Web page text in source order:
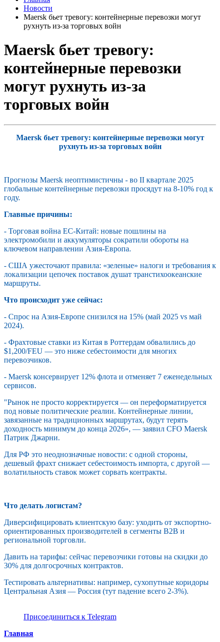
Новости
Maersk бьет тревогу: контейнерные перевозки могут
рухнуть из-за торговых войн
Maersk бьет тревогу:
контейнерные перевозки
могут рухнуть из-за
торговых войн
Maersk бьет тревогу: контейнерные перевозки могут
рухнуть из-за торговых войн
Прогнозы Maersk неоптимистичны - во II квартале 2025
глобальные контейнерные перевозки просядут на 8-10% год к
году.
Главные причины:
- Торговая война ЕС-Китай: новые пошлины на
электромобили и аккумуляторы сократили обороты на
ключевом направлении Азия-Европа.
- США ужесточают правила: «зеленые» налоги и требования к
локализации цепочек поставок душат транстихоокеанские
маршруты.
Что происходит уже сейчас:
- Спрос на Азия-Европе снизился на 15% (май 2025 vs май
2024).
- Фрахтовые ставки из Китая в Роттердам обвалились до
$1,200/FEU — это ниже себестоимости для многих
перевозчиков.
- Maersk консервирует 12% флота и отменяет 7 еженедельных
сервисов.
"Рынок не просто корректируется — он переформатируется
под новые политические реалии. Контейнерные линии,
завязанные на традиционных маршрутах, будут терять
доходность минимум до конца 2026», — заявил CFO Maersk
Патрик Джарни.
Для РФ это неоднозначные новости: с одной стороны,
дешевый фрахт снижает себестоимость импорта, с другой —
волатильность ставок может сорвать контракты.
Что делать логистам?
Диверсифицировать клиентскую базу: уходить от экспортно-
ориентированных производителей в сегменты B2B и
региональной торговли.
Давить на тарифы: сейчас перевозчики готовы на скидки до
30% для долгосрочных контрактов.
Тестировать альтернативы: например, сухопутные коридоры
Центральная Азия — Россия (тут падение всего 2-3%).
Присоединиться к Telegram
Главная